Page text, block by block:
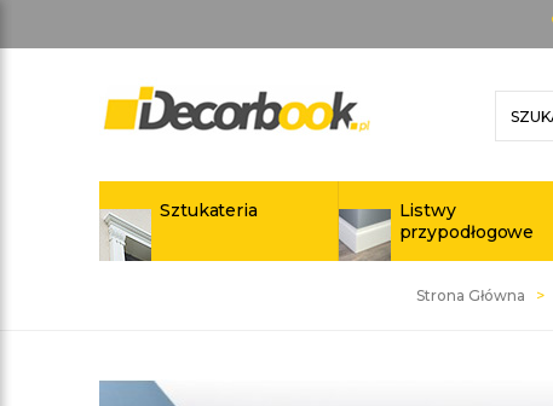
Sztukateria
Listwy
przypodłogowe
Strona Główna